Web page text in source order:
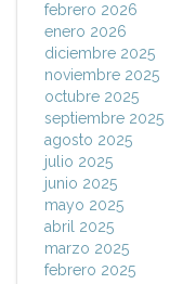
febrero 2026
enero 2026
diciembre 2025
noviembre 2025
octubre 2025
septiembre 2025
agosto 2025
julio 2025
junio 2025
mayo 2025
abril 2025
marzo 2025
febrero 2025